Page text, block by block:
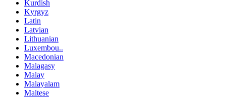
Kurdish
Kyrgyz
Latin
Latvian
Lithuanian
Luxembou..
Macedonian
Malagasy
Malay
Malayalam
Maltese